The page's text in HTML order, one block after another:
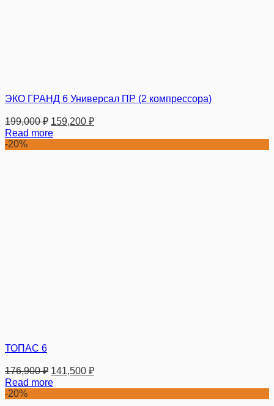
ЭКО ГРАНД 6 Универсал ПР (2 компрессора)
199,000₽ 159,200 ₽
Read more
-20%
ТОПАС 6
176,900₽ 141,500 ₽
Read more
-20%